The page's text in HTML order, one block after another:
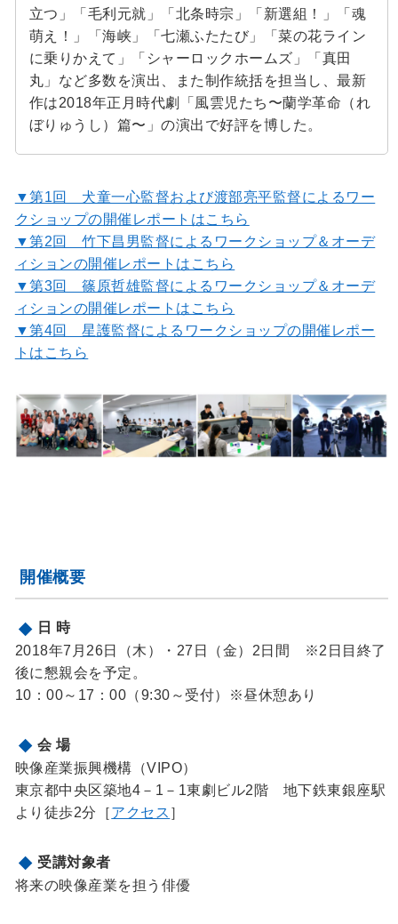
立つ」「毛利元就」「北条時宗」「新選組！」「魂
萌え！」「海峡」「七瀬ふたたび」「菜の花ライン
に乗りかえて」「シャーロックホームズ」「真田
丸」など多数を演出、また制作統括を担当し、最新
作は2018年正月時代劇「風雲児たち〜蘭学革命（れ
ぼりゅうし）篇〜」の演出で好評を博した。
▼第1回 犬童一心監督および渡部亮平監督によるワー
クショップの開催レポートはこちら
▼第2回 竹下昌男監督によるワークショップ＆オーデ
ィションの開催レポートはこちら
▼第3回 篠原哲雄監督によるワークショップ＆オーデ
ィションの開催レポートはこちら
▼第4回 星護監督によるワークショップの開催レポー
トはこちら
開催概要
日 時
2018年7月26日（木）・27日（金）2日間 ※2日目終了
後に懇親会を予定。
10：00～17：00（9:30～受付）※昼休憩あり
会 場
映像産業振興機構（VIPO）
東京都中央区築地4－1－1東劇ビル2階 地下鉄東銀座駅
より徒歩2分［アクセス ］
受講対象者
将来の映像産業を担う俳優